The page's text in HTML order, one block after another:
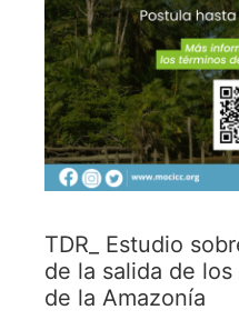
TDR_ Estudio
de la salida de
de la Amazonía